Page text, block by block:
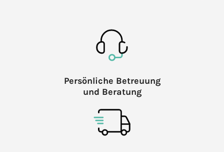
Persönliche Betreuung
und Beratung